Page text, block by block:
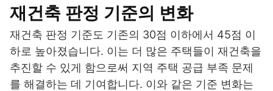
재건축 판정 기준의 변화
재건축 판정 기준도 기존의 30점 이하에서 45점 이
하로 높아졌습니다. 이는 더 많은 주택들이 재건축을
추진할 수 있게 함으로써 지역 주택 공급 부족 문제
를 해결하는 데 기여합니다. 이와 같은 기준 변화는